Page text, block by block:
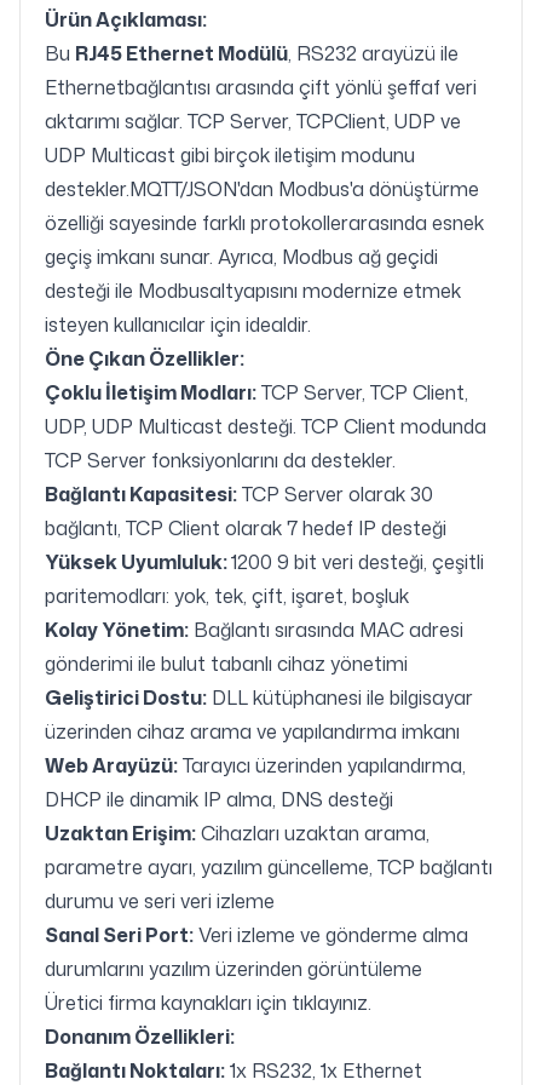
Ürün Açıklaması:
Bu RJ45 Ethernet Modülü, RS232 arayüzü ile
Ethernetbağlantısı arasında çift yönlü şeffaf veri
aktarımı sağlar. TCP Server, TCPClient, UDP ve
UDP Multicast gibi birçok iletişim modunu
destekler.MQTT/JSON'dan Modbus'a dönüştürme
özelliği sayesinde farklı protokollerarasında esnek
geçiş imkanı sunar. Ayrıca, Modbus ağ geçidi
desteği ile Modbusaltyapısını modernize etmek
isteyen kullanıcılar için idealdir.
Öne Çıkan Özellikler:
Çoklu İletişim Modları:TCP Server, TCP Client,
UDP, UDP Multicast desteği. TCP Client modunda
TCP Server fonksiyonlarını da destekler.
Bağlantı Kapasitesi:TCP Server olarak 30
bağlantı, TCP Client olarak 7 hedef IP desteği
Yüksek Uyumluluk:1200 9 bit veri desteği, çeşitli
paritemodları: yok, tek, çift, işaret, boşluk
Kolay Yönetim: Bağlantı sırasında MAC adresi
gönderimi ile bulut tabanlı cihaz yönetimi
Geliştirici Dostu: DLL kütüphanesi ile bilgisayar
üzerinden cihaz arama ve yapılandırma imkanı
Web Arayüzü:Tarayıcı üzerinden yapılandırma,
DHCP ile dinamik IP alma, DNS desteği
Uzaktan Erişim:Cihazları uzaktan arama,
parametre ayarı, yazılım güncelleme, TCP bağlantı
durumu ve seri veri izleme
Sanal Seri Port:Veri izleme ve gönderme alma
durumlarını yazılım üzerinden görüntüleme
Üretici firma kaynakları için tıklayınız.
Donanım Özellikleri:
Bağlantı Noktaları:1x RS232, 1x Ethernet